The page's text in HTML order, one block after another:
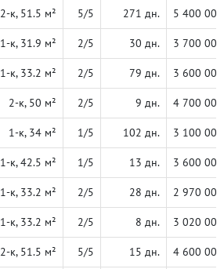
2-к, 51.5 м² 5/5 271 дн. 5 400 000
1-к, 31.9 м² 2/5 30 дн. 3 700 000
1-к, 33.2 м² 2/5 79 дн. 3 600 000
2-к, 50 м² 2/5 9 дн. 4 700 000
1-к, 34 м² 1/5 102 дн. 3 100 000
1-к, 42.5 м² 1/5 13 дн. 3 600 000
1-к, 33.2 м² 2/5 28 дн. 2 970 000
1-к, 33.2 м² 2/5 8 дн. 3 020 000
2-к, 51.5 м² 5/5 15 дн. 4 600 000